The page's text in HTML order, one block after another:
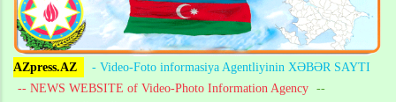
AZpress.AZ
- Video-Foto informasiya Agentliyinin XƏBƏR SAYTI
-- NEWS WEBSITE of Video-Photo Information Agency --